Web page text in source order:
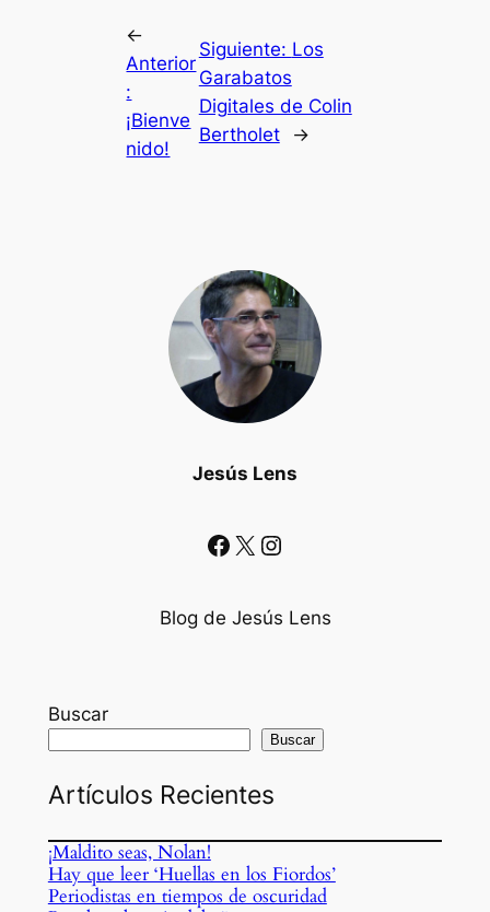
Jesús Lens
Facebook X Instagram
Blog de Jesús Lens
←
Anterior
:
¡Bienve
nido!
Siguiente: Los
Garabatos
Digitales de Colin
Bertholet
→
Buscar
Buscar
Artículos Recientes
¡Maldito seas, Nolan!
Hay que leer ‘Huellas en los Fiordos’
Periodistas en tiempos de oscuridad